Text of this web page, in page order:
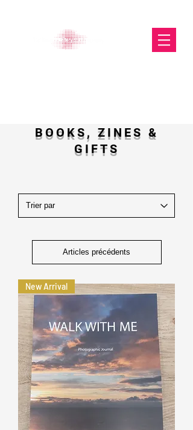
BOOKS, ZINES &
GIFTS
Articles précédents
New Arrival